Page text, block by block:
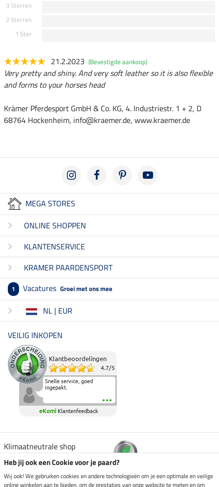
3 Sterren
2 Sterren
1 Ster
21.2.2023 (Bevestigde aankoop)
Very pretty and shiny. And very soft leather so it is also flexible
and forms to your horses head
Krämer Pferdesport GmbH & Co. KG, 4. Industriestr. 1 + 2, D
68764 Hockenheim, info@kraemer.de, www.kraemer.de
MEGA STORES
ONLINE SHOPPEN
KLANTENSERVICE
KRAMER PAARDENSPORT
1 Vacatures Groei met ons mee
NL | EUR
VEILIG INKOPEN
Klantbeoordelingen
4.7/5
Snelle service, goed
ingepakt.
eKomi Klantenfeedback
Klimaatneutrale shop
Verzending per
Heb jij ook een Cookie voor je paard?
Wij ook! We gebruiken cookies en andere technologieën om je een optimale en veilige
online winkelen aan te bieden, om de prestaties van onze website te meten en om